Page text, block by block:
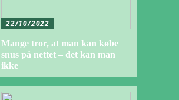
22/10/2022
Mange tror, at man kan købe
snus på nettet – det kan man
ikke